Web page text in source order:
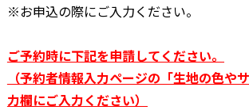
※お申込の際にご入力ください。
ご予約時に下記を申請してください。
（予約者情報入力ページの「生地の色や
力欄にご入力ください）